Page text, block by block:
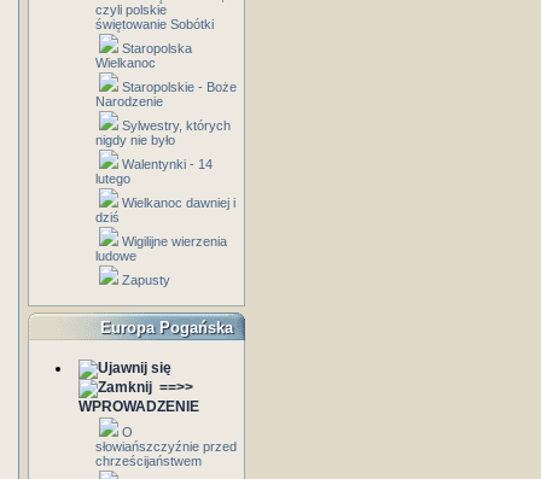
czyli polskie
świętowanie Sobótki
Staropolska
Wielkanoc
Staropolskie - Boże
Narodzenie
Sylwestry, których
nigdy nie było
Walentynki - 14
lutego
Wielkanoc dawniej i
dziś
Wigilijne wierzenia
ludowe
Zapusty
Europa Pogańska
==>>
WPROWADZENIE
O
słowiańszczyźnie przed
chrześcijaństwem